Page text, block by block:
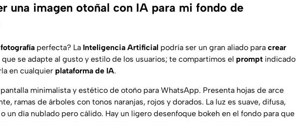
una imagen otoñal con IA para mi fondo de
fotografía perfecta? La Inteligencia Artificial podría ser un gran aliado para crear
que se adapte al gusto y estilo de los usuarios; te compartimos el prompt indicado
en cualquier plataforma de IA.
minimalista y estético de otoño para WhatsApp. Presenta hojas de arce
ramas de árboles con tonos naranjas, rojos y dorados. La luz es suave, difusa,
un día nublado pero cálido. Hay un ligero desenfoque bokeh en el fondo para que